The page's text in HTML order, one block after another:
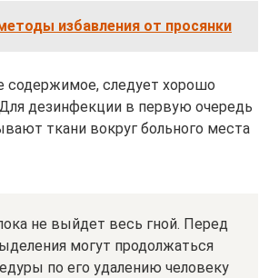
избавления от просянки
содержимое, следует хорошо
дезинфекции в первую очередь
ткани вокруг больного места
не выйдет весь гной. Перед
могут продолжаться
по его удалению человеку